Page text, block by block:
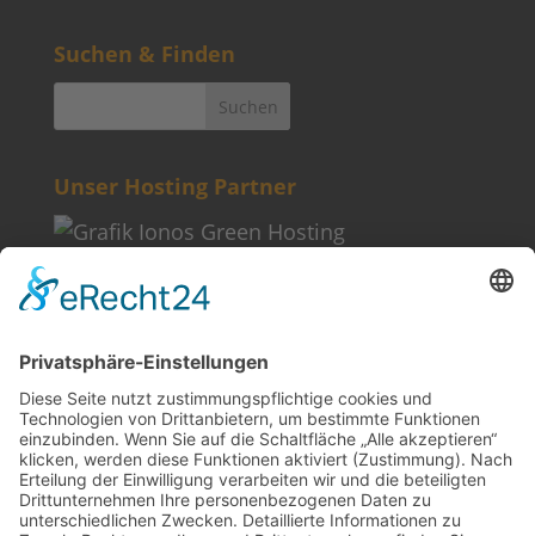
Suchen & Finden
Unser Hosting Partner
Weitere Informationen
Kontakt
Newsletter
FAQ
Schlagworte